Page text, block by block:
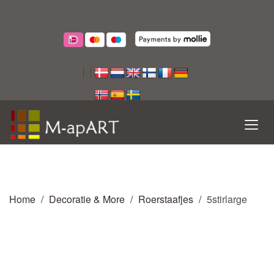
Home Decoratie & More Roerstaafjes 5stirlarge